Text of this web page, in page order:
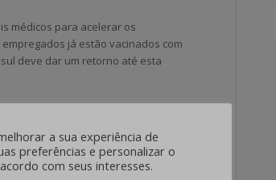
médicos para acelerar os
já estão vacinados com
deve dar um retorno até esta
a sua experiência de
preferências e personalizar o
com seus interesses.